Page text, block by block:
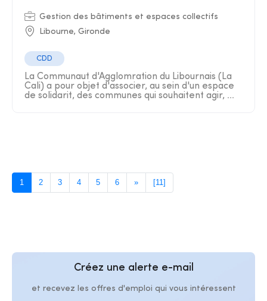
Gestion des bâtiments et espaces collectifs
Libourne, Gironde
CDD
La Communaut d'Agglomration du Libournais (La
Cali) a pour objet d'associer, au sein d'un espace
de solidarit, des communes qui souhaitent agir, ...
1 2 3 4 5 6 » [11]
Créez une alerte e-mail
et recevez les offres d'emploi qui vous intéressent